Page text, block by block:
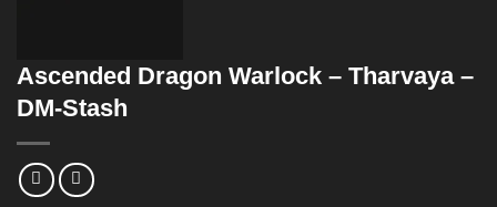
Ascended Dragon Warlock – Tharvaya –
DM-Stash